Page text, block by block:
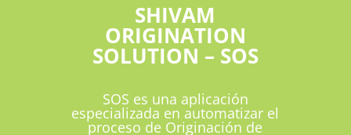
SHIVAM
ORIGINATION
SOLUTION – SOS
SOS es una aplicación
especializada en automatizar el
proceso de Originación de